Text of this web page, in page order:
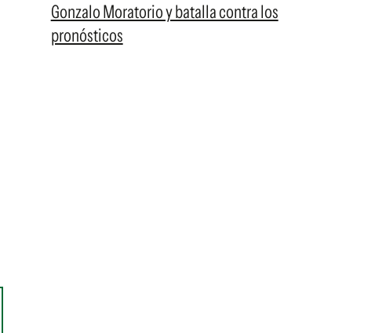
Gonzalo Moratorio y batalla contra los
pronósticos